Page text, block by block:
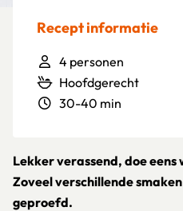
Recept informatie
4 personen
Hoofdgerecht
30-40 min
Lekker verassend, doe
Zoveel verschillende
geproefd.